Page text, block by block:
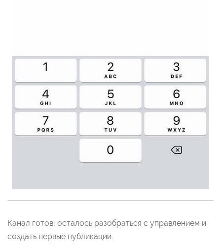
Канал готов, осталось разобраться с управлением и
создать первые публикации.